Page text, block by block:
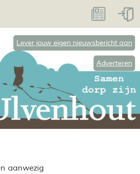
Lever jouw eigen nieuwsbericht aan
Adverteren
aanwezig